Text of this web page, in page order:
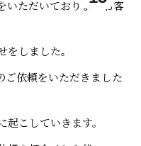
いただいておりますお客
しました。
ご依頼をいただきました
こしていきます。